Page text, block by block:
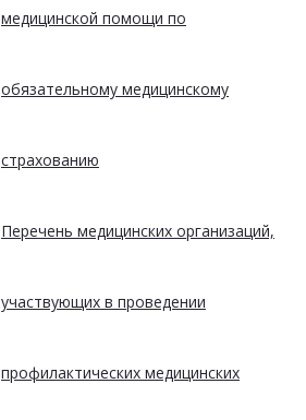
медицинской помощи по
обязательному медицинскому
страхованию
Перечень медицинских организаций,
участвующих в проведении
профилактических медицинских